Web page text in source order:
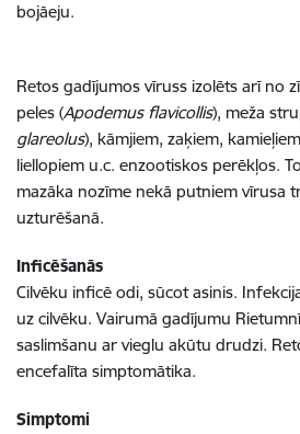
bojāeju.
Retos gadījumos vīruss izolēts arī no
peles (Apodemus flavicollis), meža
glareolus), kāmjiem, zaķiem,
liellopiem u.c. enzootiskos perēkļos.
mazāka nozīme nekā putniem vīrusa
uzturēšanā.
Inficēšanās
Cilvēku inficē odi, sūcot asinis.
uz cilvēku. Vairumā gadījumu
saslimšanu ar vieglu akūtu drudzi.
encefalīta simptomātika.
Simptomi